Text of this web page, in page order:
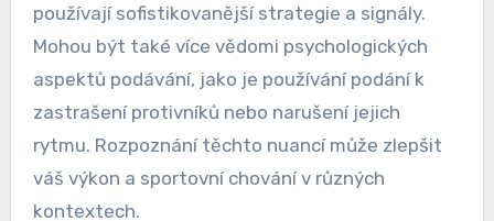
používají sofistikovanější strategie a signály.
Mohou být také více vědomi psychologických
aspektů podávání, jako je používání podání k
zastrašení protivníků nebo narušení jejich
rytmu. Rozpoznání těchto nuancí může zlepšit
váš výkon a sportovní chování v různých
kontextech.